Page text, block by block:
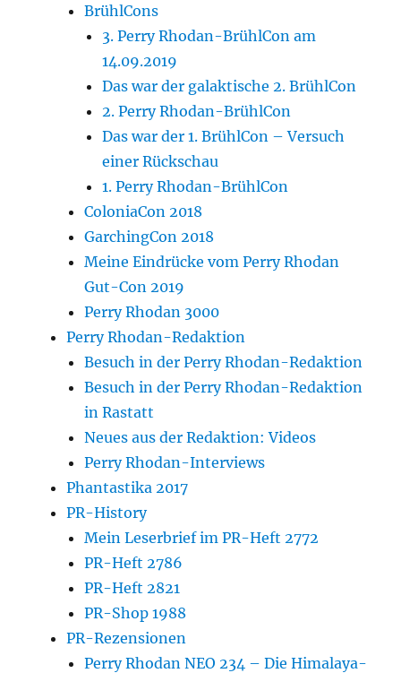
BrühlCons
3. Perry Rhodan-BrühlCon am
14.09.2019
Das war der galaktische 2. BrühlCon
2. Perry Rhodan-BrühlCon
Das war der 1. BrühlCon – Versuch
einer Rückschau
1. Perry Rhodan-BrühlCon
ColoniaCon 2018
GarchingCon 2018
Meine Eindrücke vom Perry Rhodan
Gut-Con 2019
Perry Rhodan 3000
Perry Rhodan-Redaktion
Besuch in der Perry Rhodan-Redaktion
Besuch in der Perry Rhodan-Redaktion
in Rastatt
Neues aus der Redaktion: Videos
Perry Rhodan-Interviews
Phantastika 2017
PR-History
Mein Leserbrief im PR-Heft 2772
PR-Heft 2786
PR-Heft 2821
PR-Shop 1988
PR-Rezensionen
Perry Rhodan NEO 234 – Die Himalaya-